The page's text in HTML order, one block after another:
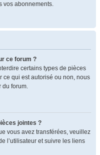
vos abonnements.
ce forum ?
certains types de pièces
ce qui est autorisé ou non, nous
du forum.
jointes ?
vous avez transférées, veuillez
l’utilisateur et suivre les liens